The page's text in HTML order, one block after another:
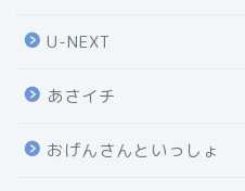
U-NEXT
あさイチ
おげんさんといっしょ